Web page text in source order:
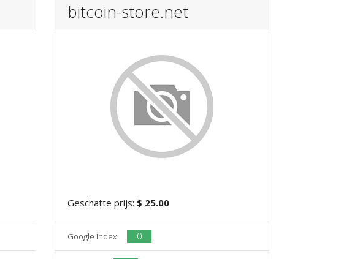
bitcoin-store.net
Geschatte prijs: $ 25.00
Google Index: 0